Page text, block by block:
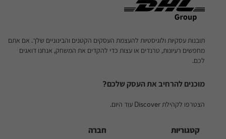
תובנות עסקיות ולוגיסטיות להעצמת העסקים הקטנים והבינוניים שלך. אם אתם
מחפשים רעיונות, טרנדים או עצות כדי להקדים את המשחק, אנחנו דואגים
לכם.
מוכנים להרחיב את העסק שלכם?
הצטרפו לקהילת Discover עוד היום.
קטגוריות חברה